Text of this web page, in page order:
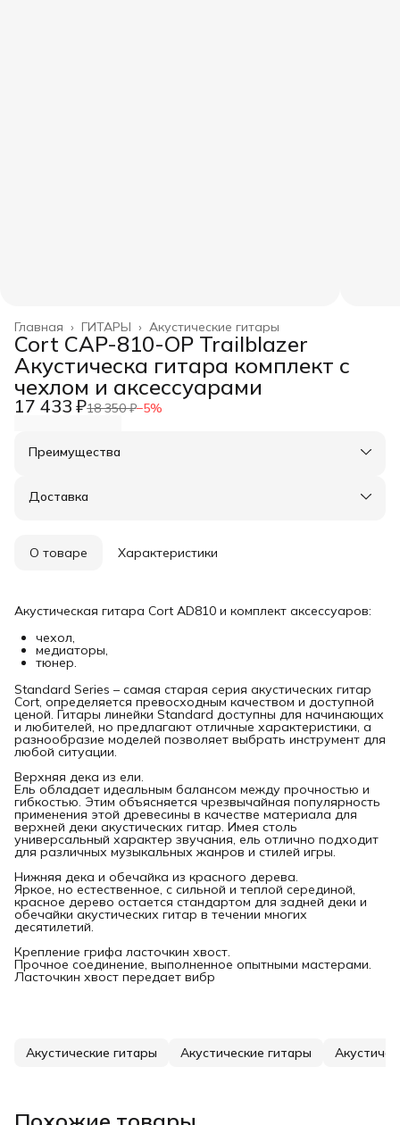
Акустические гитары
ГИТАРЫ ›
Главная ›
Cort CAP-810-OP Trailblazer
Акустическа гитара комплект с
чехлом и аксессуарами
17 433 ₽18 350 ₽−5%
Преимущества
Удобный возврат
Доставка
О товаре Характеристики
Акустическая гитара Cort AD810 и комплект аксессуаров:
чехол,
медиаторы,
тюнер.
Standard Series – самая старая серия акустических гитар
Cort, определяется превосходным качеством и доступной
ценой. Гитары линейки Standard доступны для начинающих
и любителей, но предлагают отличные характеристики, а
разнообразие моделей позволяет выбрать инструмент для
любой ситуации.
Верхняя дека из ели.
Ель обладает идеальным балансом между прочностью и
гибкостью. Этим объясняется чрезвычайная популярность
применения этой древесины в качестве материала для
верхней деки акустических гитар. Имея столь
универсальный характер звучания, ель отлично подходит
для различных музыкальных жанров и стилей игры.
Нижняя дека и обечайка из красного дерева.
Яркое, но естественное, с сильной и теплой серединой,
красное дерево остается стандартом для задней деки и
обечайки акустических гитар в течении многих
десятилетий.
Крепление грифа ласточкин хвост.
Прочное соединение, выполненное опытными мастерами.
Ласточкин хвост передает вибр
Акустические гитары Акустические гитары